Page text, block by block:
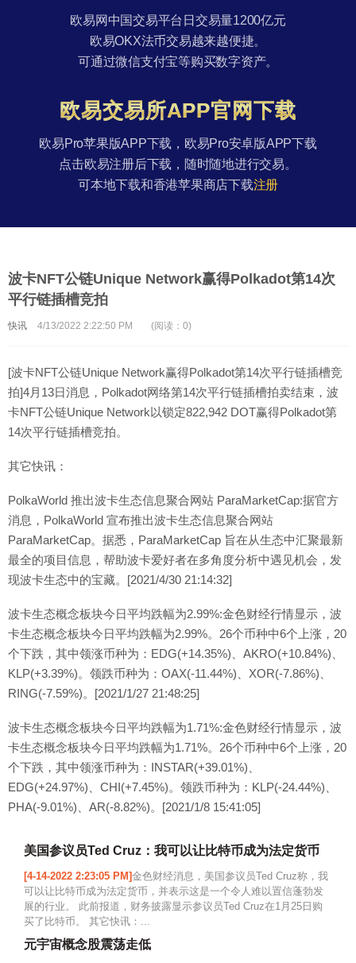
欧易网中国交易平台日交易量1200亿元
欧易OKX法币交易越来越便捷。
可通过微信支付宝等购买数字资产。
欧易交易所APP官网下载
欧易Pro苹果版APP下载，欧易Pro安卓版APP下载
点击欧易注册后下载，随时随地进行交易。
可本地下载和香港苹果商店下载注册
波卡NFT公链Unique Network赢得Polkadot第14次
平行链插槽竞拍
快讯 4/13/2022 2:22:50 PM (阅读：0)
[波卡NFT公链Unique Network赢得Polkadot第14次平行链插槽竞
拍]4月13日消息，Polkadot网络第14次平行链插槽拍卖结束，波
卡NFT公链Unique Network以锁定822,942 DOT赢得Polkadot第
14次平行链插槽竞拍。
其它快讯：
PolkaWorld 推出波卡生态信息聚合网站 ParaMarketCap:据官方
消息，PolkaWorld 宣布推出波卡生态信息聚合网站
ParaMarketCap。据悉，ParaMarketCap 旨在从生态中汇聚最新
最全的项目信息，帮助波卡爱好者在多角度分析中遇见机会，发
现波卡生态中的宝藏。[2021/4/30 21:14:32]
波卡生态概念板块今日平均跌幅为2.99%:金色财经行情显示，波
卡生态概念板块今日平均跌幅为2.99%。26个币种中6个上涨，20
个下跌，其中领涨币种为：EDG(+14.35%)、AKRO(+10.84%)、
KLP(+3.39%)。领跌币种为：OAX(-11.44%)、XOR(-7.86%)、
RING(-7.59%)。[2021/1/27 21:48:25]
波卡生态概念板块今日平均跌幅为1.71%:金色财经行情显示，波
卡生态概念板块今日平均跌幅为1.71%。26个币种中6个上涨，20
个下跌，其中领涨币种为：INSTAR(+39.01%)、
EDG(+24.97%)、CHI(+7.45%)。领跌币种为：KLP(-24.44%)、
PHA(-9.01%)、AR(-8.82%)。[2021/1/8 15:41:05]
美国参议员Ted Cruz：我可以让比特币成为法定货币
[4-14-2022 2:23:05 PM]金色财经消息，美国参议员Ted Cruz称，我
可以让比特币成为法定货币，并表示这是一个令人难以置信蓬勃发
展的行业。 此前报道，财务披露显示参议员Ted Cruz在1月25日购
买了比特币。 其它快讯：...
元宇宙概念股震荡走低